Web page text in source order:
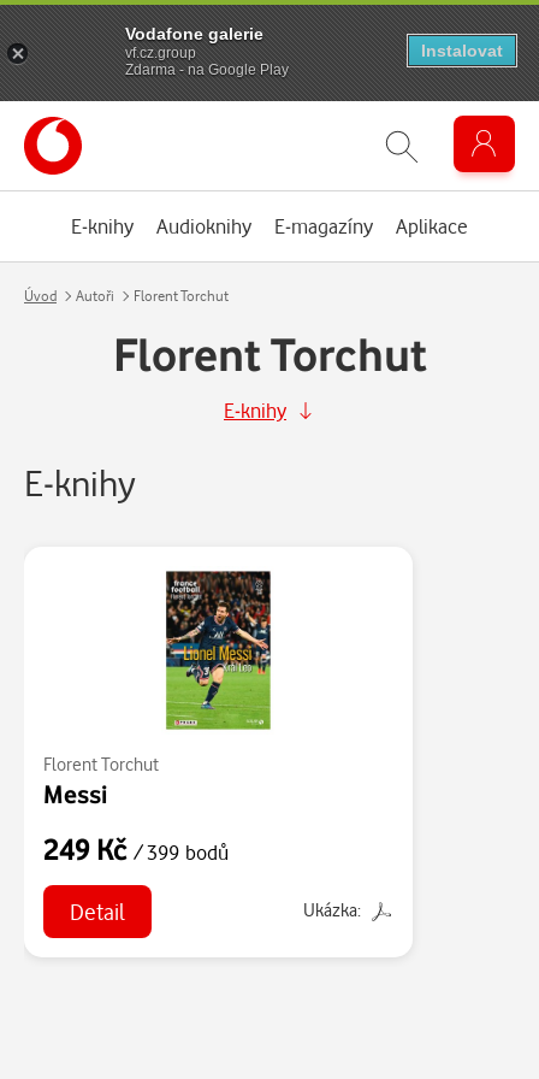
E-knihy Audioknihy E-magazíny Aplikace
Úvod Autoři Florent Torchut
Florent Torchut
E-knihy
E-knihy
Florent Torchut
Messi
249 Kč / 399 bodů
Detail Ukázka:
Vodafone galerie
vf.cz.group
Zdarma - na Google Play
Instalovat